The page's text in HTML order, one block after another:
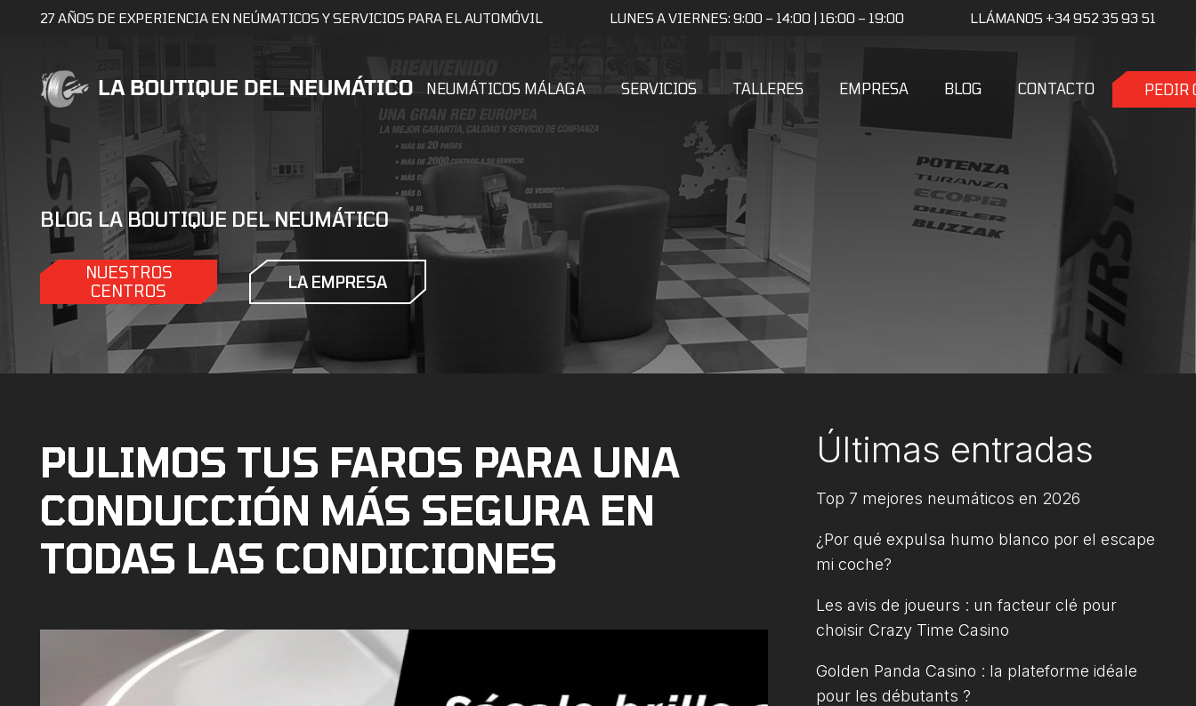
27 AÑOS DE EXPERIENCIA EN NEÚMATICOS Y SERVICIOS PARA EL AUTOMÓVIL LUNES A VIERNES: 9:00 – 14:00 | 16:00 – 19:00 LLÁMANOS +34 952 35 93 51
NEUMÁTICOS MÁLAGA SERVICIOS TALLERES EMPRESA BLOG CONTACTO PEDIR
BLOG LA BOUTIQUE DEL NEUMÁTICO
NUESTROS
CENTROS
LA EMPRESA
PULIMOS TUS FAROS PARA UNA
CONDUCCIÓN MÁS SEGURA EN
TODAS LAS CONDICIONES
Últimas entradas
Top 7 mejores neumáticos en 2026
¿Por qué expulsa humo blanco por el escape
mi coche?
Les avis de joueurs : un facteur clé pour
choisir Crazy Time Casino
Golden Panda Casino : la plateforme idéale
pour les débutants ?